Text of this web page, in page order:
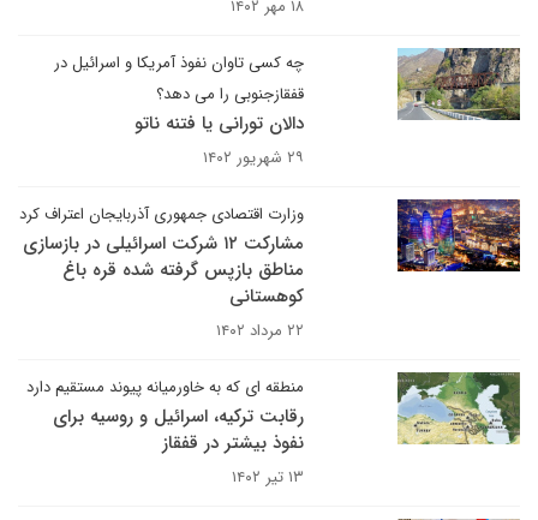
۱۸ مهر ۱۴۰۲
چه کسی تاوان نفوذ آمریکا و اسرائیل در
قفقازجنوبی را می دهد؟
دالان تورانی یا فتنه ناتو
۲۹ شهریور ۱۴۰۲
وزارت اقتصادی جمهوری آذربایجان اعتراف کرد
مشارکت ۱۲ شرکت اسرائیلی در بازسازی
مناطق بازپس گرفته شده قره باغ
کوهستانی
۲۲ مرداد ۱۴۰۲
منطقه ای که به خاورمیانه پیوند مستقیم دارد
رقابت ترکیه، اسرائیل و روسیه برای
نفوذ بیشتر در قفقاز
۱۳ تیر ۱۴۰۲